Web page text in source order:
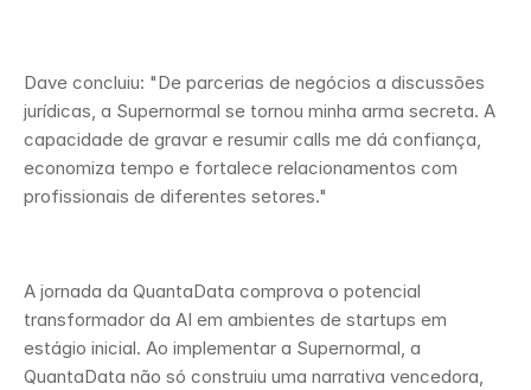
Dave concluiu: "De parcerias de negócios a discussões
jurídicas, a Supernormal se tornou minha arma secreta. A
capacidade de gravar e resumir calls me dá confiança,
economiza tempo e fortalece relacionamentos com
profissionais de diferentes setores."
A jornada da QuantaData comprova o potencial
transformador da AI em ambientes de startups em
estágio inicial. Ao implementar a Supernormal, a
QuantaData não só construiu uma narrativa vencedora,